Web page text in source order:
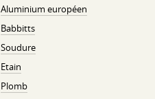
Aluminium européen
Babbitts
Soudure
Etain
Plomb